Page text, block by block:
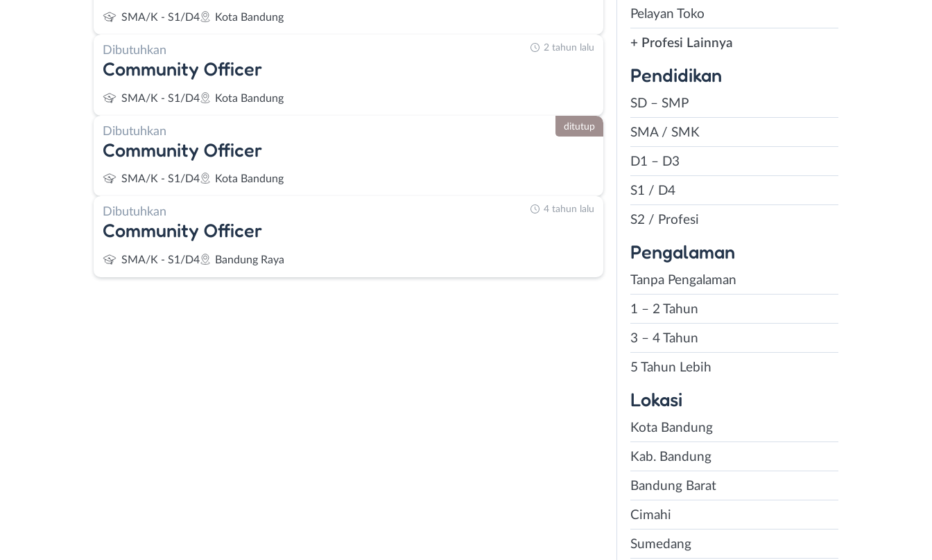
SMA/K - S1/D4 Kota Bandung
Dibutuhkan
Community Officer
SMA/K - S1/D4 Kota Bandung
2 tahun lalu
Dibutuhkan
Community Officer
SMA/K - S1/D4 Kota Bandung
ditutup
Dibutuhkan
Community Officer
SMA/K - S1/D4 Bandung Raya
4 tahun lalu
Pelayan Toko
+ Profesi Lainnya
Pendidikan
SD – SMP
SMA / SMK
D1 – D3
S1 / D4
S2 / Profesi
Pengalaman
Tanpa Pengalaman
1 – 2 Tahun
3 – 4 Tahun
5 Tahun Lebih
Lokasi
Kota Bandung
Kab. Bandung
Bandung Barat
Cimahi
Sumedang